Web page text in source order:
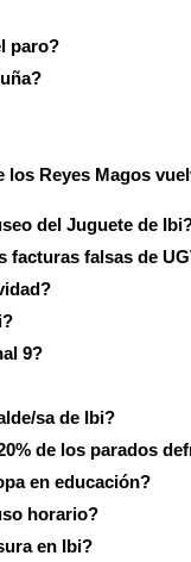
paro?
los Reyes Magos
del Juguete de
facturas falsas de
9?
sa de Ibi?
de los parados
en educación?
horario?
en Ibi?